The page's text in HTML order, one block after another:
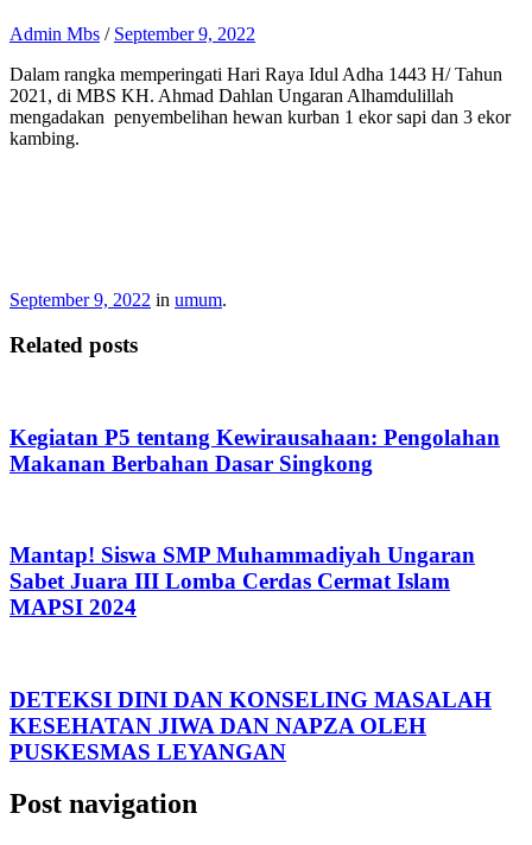
Admin Mbs / September 9, 2022
Dalam rangka memperingati Hari Raya Idul Adha 1443 H/ Tahun
2021, di MBS KH. Ahmad Dahlan Ungaran Alhamdulillah
mengadakan penyembelihan hewan kurban 1 ekor sapi dan 3 ekor
kambing.
September 9, 2022 in umum.
Related posts
Kegiatan P5 tentang Kewirausahaan: Pengolahan
Makanan Berbahan Dasar Singkong
Mantap! Siswa SMP Muhammadiyah Ungaran
Sabet Juara III Lomba Cerdas Cermat Islam
MAPSI 2024
DETEKSI DINI DAN KONSELING MASALAH
KESEHATAN JIWA DAN NAPZA OLEH
PUSKESMAS LEYANGAN
Post navigation